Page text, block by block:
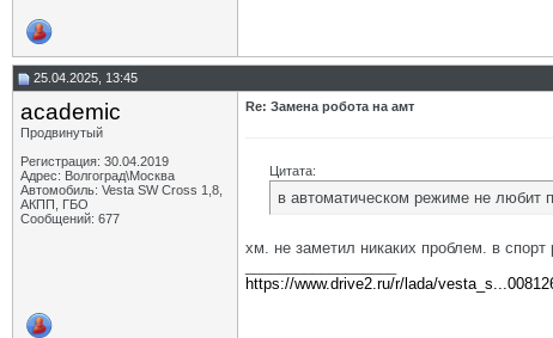
25.04.2025, 13:45
academic
Продвинутый
Регистрация: 30.04.2019
Адрес: Волгоград\Москва
Автомобиль: Vesta SW Cross 1,8,
АКПП, ГБО
Сообщений: 677
Re: Замена робота на амт
Цитата:
в автоматическом режиме не любит
хм. не заметил никаких проблем. в
https://www.drive2.ru/r/lada/